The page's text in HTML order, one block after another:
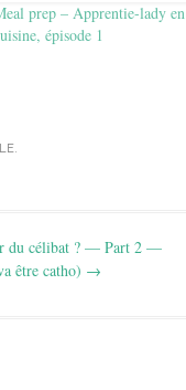
prep – Apprentie-lady en
épisode 1
.
du célibat ? — Part 2 —
être catho) →